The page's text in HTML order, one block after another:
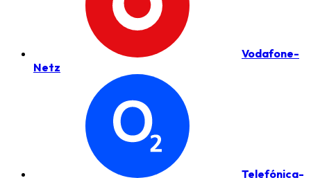
Vodafone-
Netz
Telefónica-